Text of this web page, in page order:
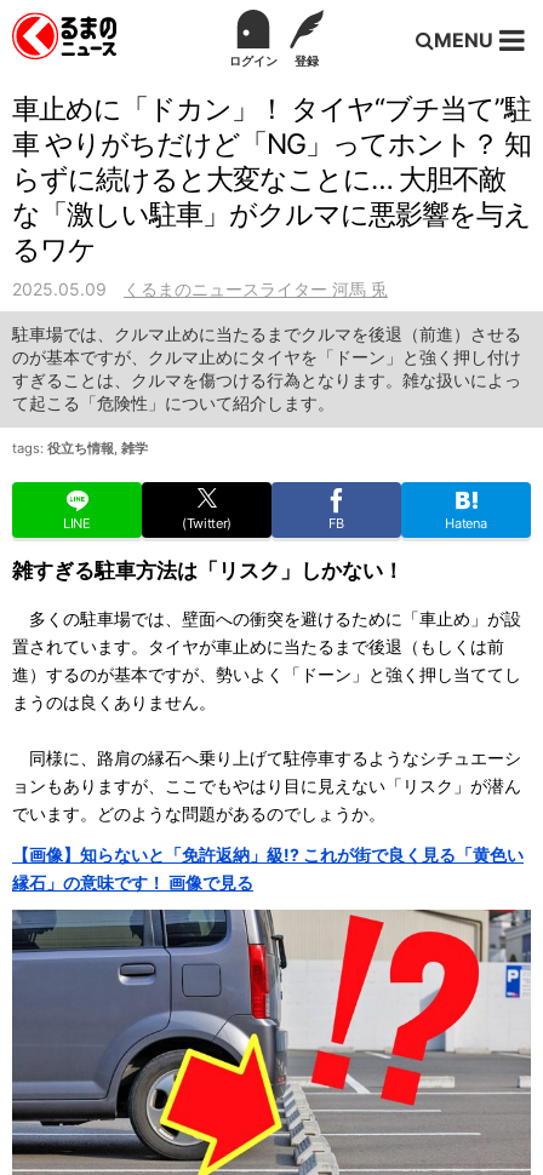
ログイン 登録
MENU
車止めに「ドカン」！ タイヤ“ブチ当て”駐
車 やりがちだけど「NG」ってホント？ 知
らずに続けると大変なことに… 大胆不敵
な「激しい駐車」がクルマに悪影響を与え
るワケ
2025.05.09 くるまのニュースライター 河馬 兎
駐車場では、クルマ止めに当たるまでクルマを後退（前進）させる
のが基本ですが、クルマ止めにタイヤを「ドーン」と強く押し付け
すぎることは、クルマを傷つける行為となります。雑な扱いによっ
て起こる「危険性」について紹介します。
tags: 役立ち情報, 雑学
LINE (Twitter) FB Hatena
雑すぎる駐車方法は「リスク」しかない！
多くの駐車場では、壁面への衝突を避けるために「車止め」が設
置されています。タイヤが車止めに当たるまで後退（もしくは前
進）するのが基本ですが、勢いよく「ドーン」と強く押し当ててし
まうのは良くありません。
同様に、路肩の縁石へ乗り上げて駐停車するようなシチュエーシ
ョンもありますが、ここでもやはり目に見えない「リスク」が潜ん
でいます。どのような問題があるのでしょうか。
【画像】知らないと「免許返納」級!? これが街で良く見る「黄色い
縁石」の意味です！ 画像で見る